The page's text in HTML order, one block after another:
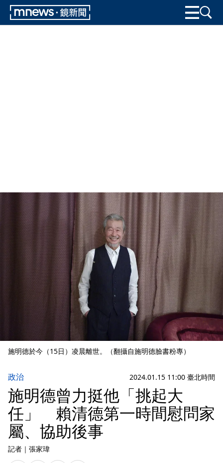
施明德於今（15日）凌晨離世。（翻攝自施明德臉書粉專）
政治 2024.01.15 11:00 臺北時間
施明德曾力挺他「挑起大
任」 賴清德第一時間慰問家
屬、協助後事
記者 ｜ 張家瑋